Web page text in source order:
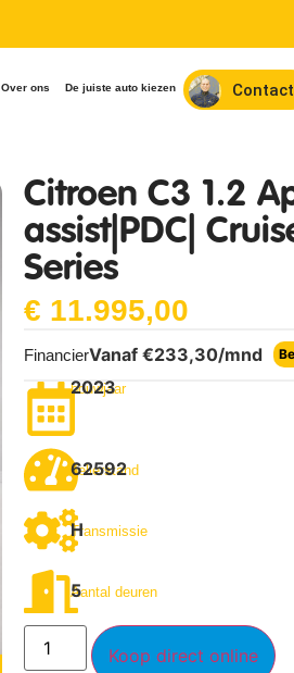
Over ons De juiste auto kiezen Contact
Citroen C3 1.2
assist|PDC|
Series
€ 11.995,00
FinancierVanaf €233,30/mnd
bouwjaar
2023
Tellerstand
62592
Transmissie
H
Aantal deuren
5
Koop direct online